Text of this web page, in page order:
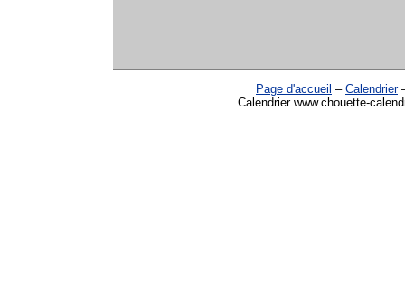
Page d'accueil – Calendrier
Calendrier www.chouette-